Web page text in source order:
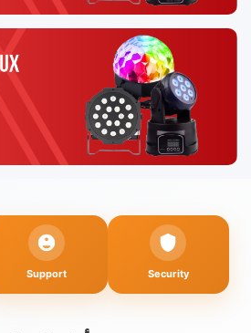
Security
Support